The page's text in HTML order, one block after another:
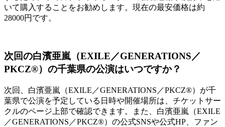
いて購入することをお勧めします。現在の最安価格は約
28000円です。
次回の白濱亜嵐（EXILE／GENERATIONS／
PKCZ®）の千葉県の公演はいつですか？
次回、白濱亜嵐（EXILE／GENERATIONS／PKCZ®）が千
葉県で公演を予定している日時や開催場所は、チケットサー
クルのページ上部で確認できます。また、白濱亜嵐（EXILE
／GENERATIONS／PKCZ®）の公式SNSや公式HP、ファン